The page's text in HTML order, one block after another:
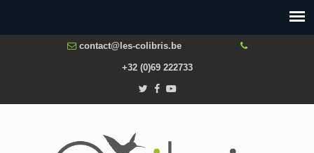
contact@les-colibris.be
+32 (0)69 222733